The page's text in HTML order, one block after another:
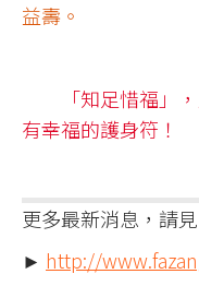
益壽。
「知足惜福」
有幸福的護身符！
更多最新消息，請
► http://